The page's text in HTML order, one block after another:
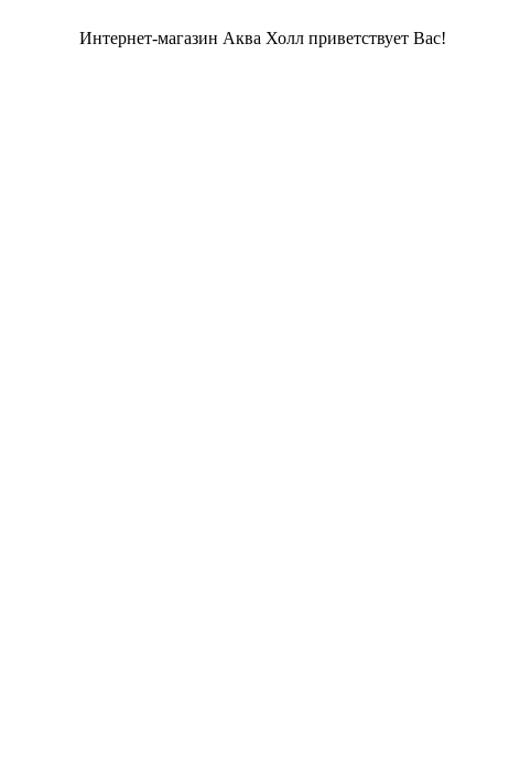
Интернет-магазин Аква Холл приветствует Вас!